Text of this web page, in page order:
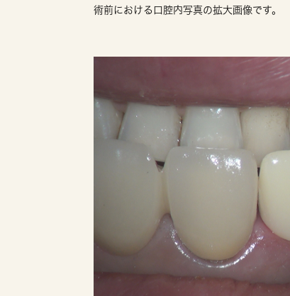
術前における口腔内写真の拡大画像です。